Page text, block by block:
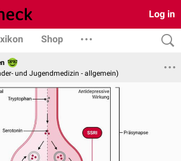
Log in
Shop
und Jugendmedizin - allgemein)